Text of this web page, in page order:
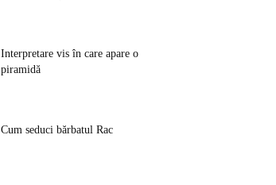
Interpretare vis în care apare o
piramidă
Cum seduci bărbatul Rac